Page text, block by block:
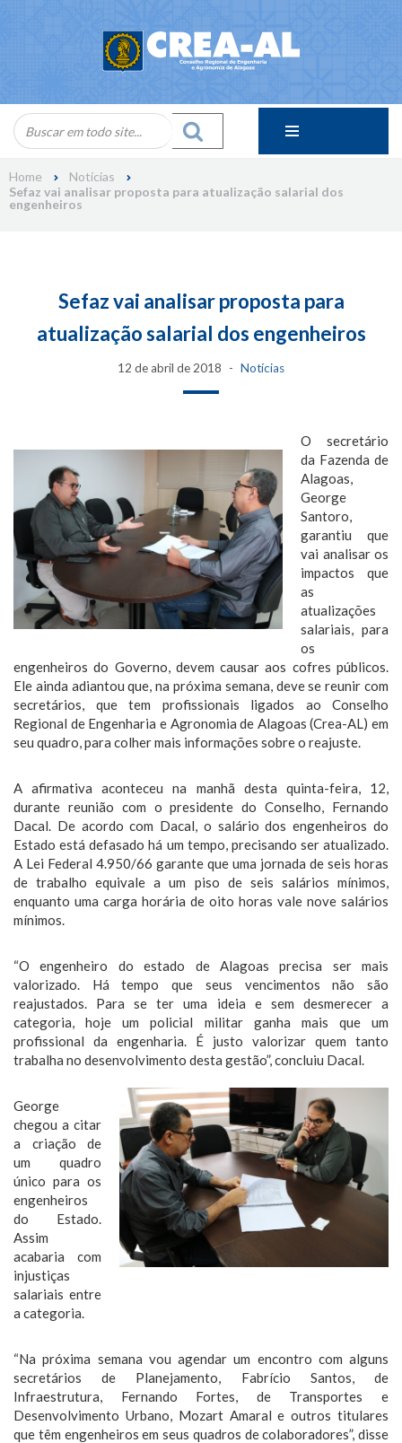
Home
Notícias
Sefaz vai analisar proposta para atualização salarial dos
engenheiros
Sefaz vai analisar proposta para
atualização salarial dos engenheiros
12 de abril de 2018 Notícias
O secretário
da Fazenda de
Alagoas,
George
Santoro,
garantiu que
vai analisar os
impactos que
as
atualizações
salariais, para
os
engenheiros do Governo, devem causar aos cofres públicos.
Ele ainda adiantou que, na próxima semana, deve se reunir com
secretários, que tem profissionais ligados ao Conselho
Regional de Engenharia e Agronomia de Alagoas (Crea-AL) em
seu quadro, para colher mais informações sobre o reajuste.
A afirmativa aconteceu na manhã desta quinta-feira, 12,
durante reunião com o presidente do Conselho, Fernando
Dacal. De acordo com Dacal, o salário dos engenheiros do
Estado está defasado há um tempo, precisando ser atualizado.
A Lei Federal 4.950/66 garante que uma jornada de seis horas
de trabalho equivale a um piso de seis salários mínimos,
enquanto uma carga horária de oito horas vale nove salários
mínimos.
“O engenheiro do estado de Alagoas precisa ser mais
valorizado. Há tempo que seus vencimentos não são
reajustados. Para se ter uma ideia e sem desmerecer a
categoria, hoje um policial militar ganha mais que um
profissional da engenharia. É justo valorizar quem tanto
trabalha no desenvolvimento desta gestão”, concluiu Dacal.
George
chegou a citar
a criação de
um quadro
único para os
engenheiros
do Estado.
Assim
acabaria com
injustiças
salariais entre
a categoria.
“Na próxima semana vou agendar um encontro com alguns
secretários de Planejamento, Fabrício Santos, de
Infraestrutura, Fernando Fortes, de Transportes e
Desenvolvimento Urbano, Mozart Amaral e outros titulares
que têm engenheiros em seus quadros de colaboradores”, disse